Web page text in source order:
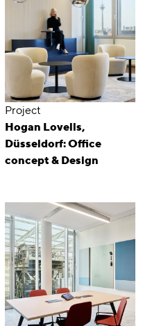
Project
Hogan Lovells,
Düsseldorf: Office
concept & Design